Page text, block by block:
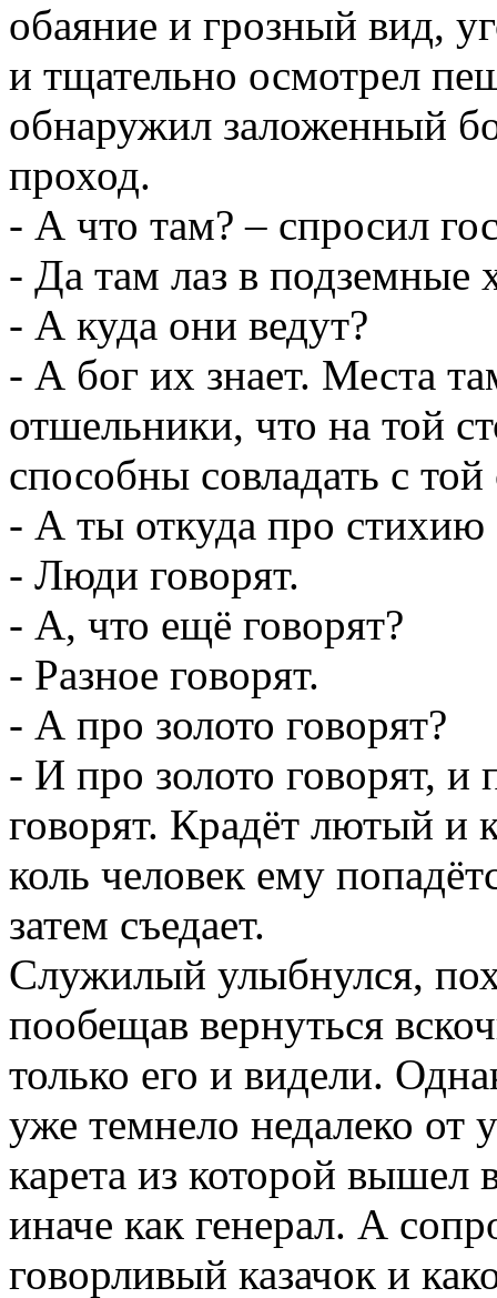
обаяние и грозный вид,
и тщательно осмотрел
обнаружил заложенный
проход.
- А что там? – спросил
- Да там лаз в подземные
- А куда они ведут?
- А бог их знает. Места
отшельники, что на той
способны совладать с
- А ты откуда про стихию
- Люди говорят.
- А, что ещё говорят?
- Разное говорят.
- А про золото говорят?
- И про золото говорят, и
говорят. Крадёт лютый и
коль человек ему
затем съедает.
Служилый улыбнулся,
пообещав вернуться
только его и видели.
уже темнело недалеко от
карета из которой
иначе как генерал. А
говорливый казачок и